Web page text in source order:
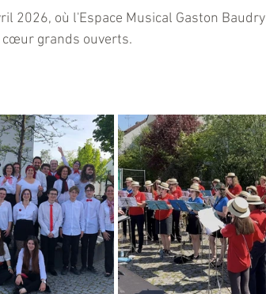
2026, où l'Espace Musical Gaston Baudry
cœur grands ouverts.